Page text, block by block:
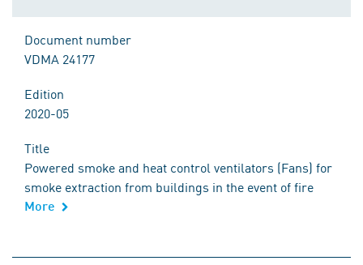
Document number
VDMA 24177
Edition
2020-05
Title
Powered smoke and heat control ventilators (Fans) for
smoke extraction from buildings in the event of fire
More